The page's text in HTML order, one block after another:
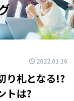
2022.01.16
り札となる!?
トは?